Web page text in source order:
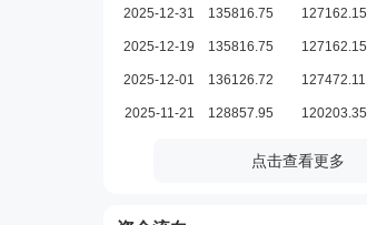
2025-12-31 135816.75 127162.15
2025-12-19 135816.75 127162.15
2025-12-01 136126.72 127472.11
2025-11-21 128857.95 120203.35
点击查看更多